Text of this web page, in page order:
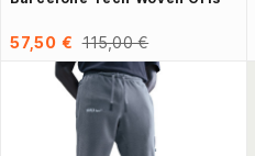
57,50 € 115,00 €